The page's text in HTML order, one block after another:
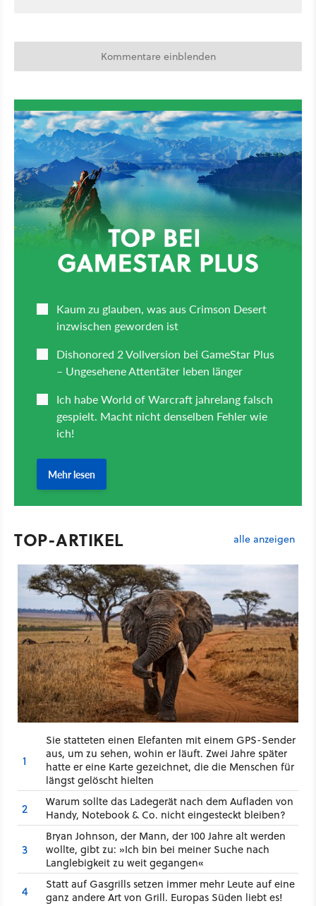
Kommentare einblenden
TOP-ARTIKEL alle anzeigen
1
Sie statteten einen Elefanten mit einem GPS-Sender
aus, um zu sehen, wohin er läuft. Zwei Jahre später
hatte er eine Karte gezeichnet, die die Menschen für
längst gelöscht hielten
2
Warum sollte das Ladegerät nach dem Aufladen von
Handy, Notebook & Co. nicht eingesteckt bleiben?
3
Bryan Johnson, der Mann, der 100 Jahre alt werden
wollte, gibt zu: »Ich bin bei meiner Suche nach
Langlebigkeit zu weit gegangen«
4
Statt auf Gasgrills setzen immer mehr Leute auf eine
ganz andere Art von Grill. Europas Süden liebt es!